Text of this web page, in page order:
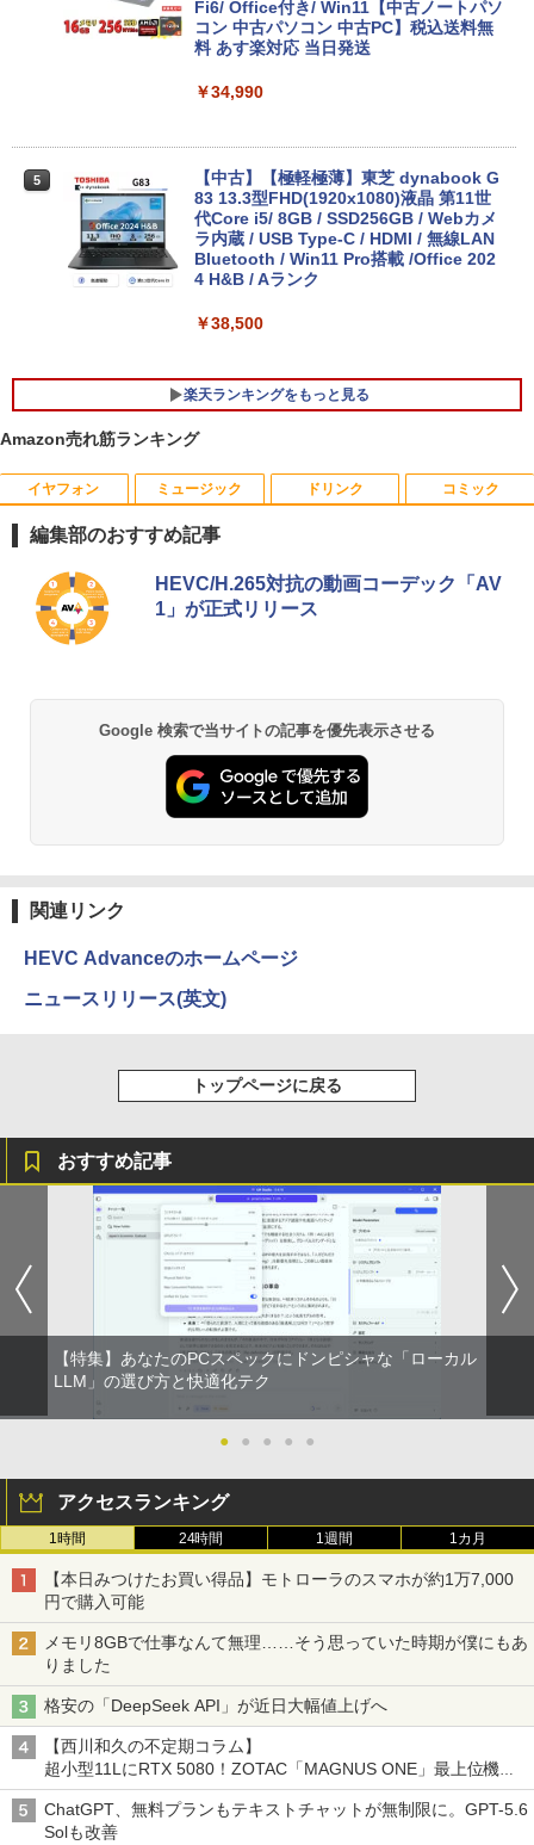
Fi6/ Office付き/ Win11【中古ノートパソ
コン 中古パソコン 中古PC】税込送料無
料 あす楽対応 当日発送
￥34,990
5
【中古】【極軽極薄】東芝 dynabook G
83 13.3型FHD(1920x1080)液晶 第11世
代Core i5/ 8GB / SSD256GB / Webカメ
ラ内蔵 / USB Type-C / HDMI / 無線LAN
Bluetooth / Win11 Pro搭載 /Office 202
4 H&B / Aランク
￥38,500
楽天ランキングをもっと見る
1
HP EliteDesk800 G4 SFF オフィス付き
Corei5-8500 / メモリ16GB / HDD500GB
windows11 Pro 中古 デスクトップパソ
B / M.2 SSD 512GB~1TB Windows10 O
S 選択可能）
Mouse Computer MPro-S230【第11世
代Core i5 11400/メモリ16GB(DDR4)/SS
D256GB/Win11Pro/HDMI/DP/MousePr
o】【中古/送料無料】※沖縄・離島を除
く
c Intel N5030 最大3.1Hz mini pc Windo
可能) 4K 静音 高速熱放散 小型超軽量ミ
￥39,980
【ポイント10倍】美品 HP 400 G6 SF 9
世代 Core i5 9500 メモリ8GB 16GB 32
GB 新品M.2SSD256GB 512GB office付
き デスクトップパソコン 中古パソコン P
C Windows11 pro Win11 3画面 PC 800
600 G5 G4 モニタ セット オフィス 2024
搭載 選択可 8世代 10世代 DELL 1311a
￥35,860
【中古】富士通 ESPRIMO D588 整備済
SSD256GB DVD Office2021 Windows1
1Pro DVI-D DisplayPort パソコン単体
￥21,800
1
DELL デル・テクノロジーズ Dell Pro 2
3.8 ディスプレイ E2425HM 【法人限
定】【NE直】
￥12,700
4XA B1100FKA-BP0402RA 対応 1366x7
68 HD IPS LED LCD ディスプレイ タッ
チスクリーン タッチ機能付き液晶パネル
修理交換用液晶タッチパネル ベゼル付き
カット ノングレア ディスプレイ HDMI 1
ク MAXZEN MJM27IC01 MJM27IC04-F
￥13,480
4
ター 15.6インチ フルHD 4K 144Hz タッ
チパネル バッテリー内蔵 無線接続 12モ
デル選択 非光沢 IPSパネル Type-C HDM
I 軽量 薄型 リモートワーク ディスプレイ
持ち運び ポータブルモニター
￥12,480
Dell Technologies P2422H プロフェッ
ショナルシリーズ 23.8インチワイドモニ
タ / 1920×1080 / HDMI、VGA、Display
き0830-1
￥14,800
1
角川まんが学習シリーズ 世界の歴史
全20巻定番セット [ 羽田 正 ]
魔女と傭兵（9） 【電子書籍】[ 宮木真人
4
怪異の民俗学【全8巻】セット [ 小松 和
彦 ]
リラックマ・日めくり（2027年1月始ま
￥3,960
Amazon売れ筋ランキング
イヤフォン
Anker Soundcore P40i オフホワイト
￥7,990
Anker Soundcore P31i ブラック
￥5,990
軽量 ブルートゥースHi-Fi 最大36時間再生 ぶ
るーとゅーす コードレス ENCノイズキャン
セリング 自動ペアリング Type-C充電 マイク
￥1,964
Xiaomi シャオミ REDMI Buds 8 Lite ワイヤ
レスイヤホン Bluetooth 5.4 ノイズキャンセ
リング ANC 36時間再生
￥2,980
ミュージック
BRUCE WAYNE feat. Flo Milli, ATL Jacob
[Explicit]
BRUCE WAYNE feat. Flo Milli, ATL Jacob
[Explicit]
￥250
￥250
￥250
ドリンク
【Amazon.co.jp限定】 い・ろ・は・す 2L P
ET ラベルレス ×8本
by Amazon 天然水 ラベルレス 500ml ×24本
富士山の天然水 バナジウム含有 水 ミネラル
ウォーター ペットボトル 静岡県産 500ミリリ
ットル (Smart Basic)
強炭酸水 ペットボトル 500ミリリットル (Sm
art Basic)
コカ・コーラ やかんの麦茶 from 爽健美茶 ラ
ベルレス 650mlPET×24本
￥2,009
コミック
薬屋のひとりごと 17巻 (デジタル版ビッグガ
ンガンコミックス)
異世界居酒屋「のぶ」(22) (角川コミックス・
エース)
￥832
￥572
版ビッグガンガンコミックス)
￥810
編集部のおすすめ記事
HEVC/H.265対抗の動画コーデック「AV
1」が正式リリース
Google 検索で当サイトの記事を優先表示させる
関連リンク
HEVC Advanceのホームページ
ニュースリリース(英文)
トップページに戻る
おすすめ記事
【特集】あなたのPCスペックにドンピシャな「ローカル
LLM」の選び方と快適化テク
● ● ● ● ●
アクセスランキング
1時間 24時間 1週間 1カ月
【本日みつけたお買い得品】モトローラのスマホが約1万7,000
円で購入可能
メモリ8GBで仕事なんて無理……そう思っていた時期が僕にもあ
りました
格安の「DeepSeek API」が近日大幅値上げへ
【西川和久の不定期コラム】
超小型11LにRTX 5080！ZOTAC「MAGNUS ONE」最上位機の
実力を探る
ChatGPT、無料プランもテキストチャットが無制限に。GPT-5.6
Solも改善